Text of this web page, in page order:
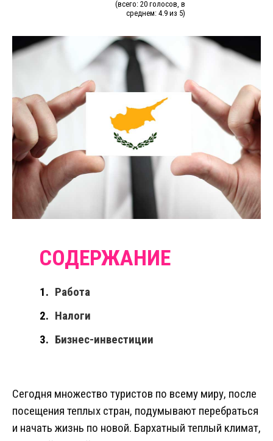
(всего: 20 голосов, в
среднем: 4.9 из 5)
Работа
Налоги
Бизнес-инвестиции
Сегодня множество туристов по всему миру, после
посещения теплых стран, подумывают перебраться
и начать жизнь по новой. Бархатный теплый климат,